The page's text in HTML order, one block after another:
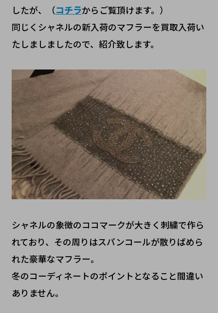
したが、（コチラからご覧頂けます。）
同じくシャネルの新入荷のマフラーを買取入荷い
たしましましたので、紹介致します。
シャネルの象徴のココマークが大きく刺繍で作ら
れており、その周りはスパンコールが散りばめら
れた豪華なマフラー。
冬のコーディネートのポイントとなること間違い
ありません。